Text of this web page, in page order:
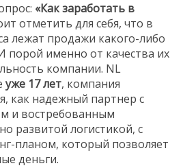
«Как заработать в
отметить для себя, что в
лежат продажи какого-либо
порой именно от качества их
компании. NL
уже 17 лет, компания
как надежный партнер с
и востребованным
развитой логистикой, с
планом, который позволяет
деньги.